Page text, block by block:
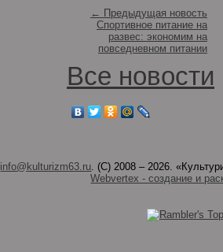
← Предыдущая новость
Спортивное питание на
развес: экономим на
повседневном питании
Все новости
info@kulturizm63.ru. (C) 2008 – 2026.
Webvertex - создание и